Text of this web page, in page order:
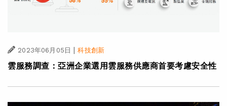
2023年06月05日 | 科技創新
雲服務調查：亞洲企業選用雲服務供應商首要考慮安全性